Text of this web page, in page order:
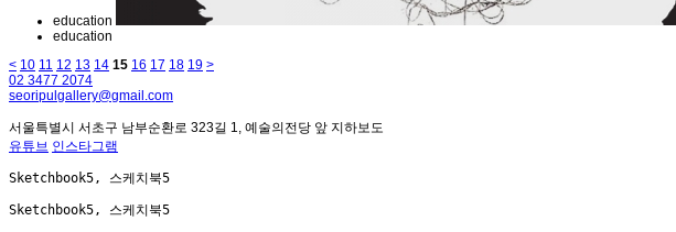
education
education
< 10 11 12 13 14 15 16 17 18 19 >
02 3477 2074
seoripulgallery@gmail.com
서울특별시 서초구 남부순환로 323길 1, 예술의전당 앞 지하보도
유튜브 인스타그램
Sketchbook5, 스케치북5
Sketchbook5, 스케치북5